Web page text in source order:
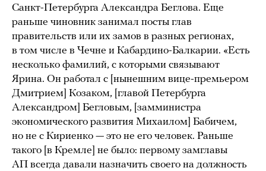
Санкт-Петербурга Александра Беглова. Еще
раньше чиновник занимал посты глав
правительств или их замов в разных регионах,
в том числе в Чечне и Кабардино-Балкарии. «Есть
несколько фамилий, с которыми связывают
Ярина. Он работал с [нынешним вице-премьером
Дмитрием] Козаком, [главой Петербурга
Александром] Бегловым, [замминистра
экономического развития Михаилом] Бабичем,
но не с Кириенко — это не его человек. Раньше
такого [в Кремле] не было: первому замглавы
АП всегда давали назначить своего на должность